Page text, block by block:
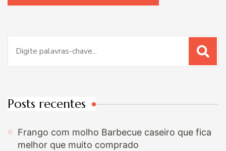
por:
Posts recentes
Frango com molho Barbecue caseiro que fica
melhor que muito comprado